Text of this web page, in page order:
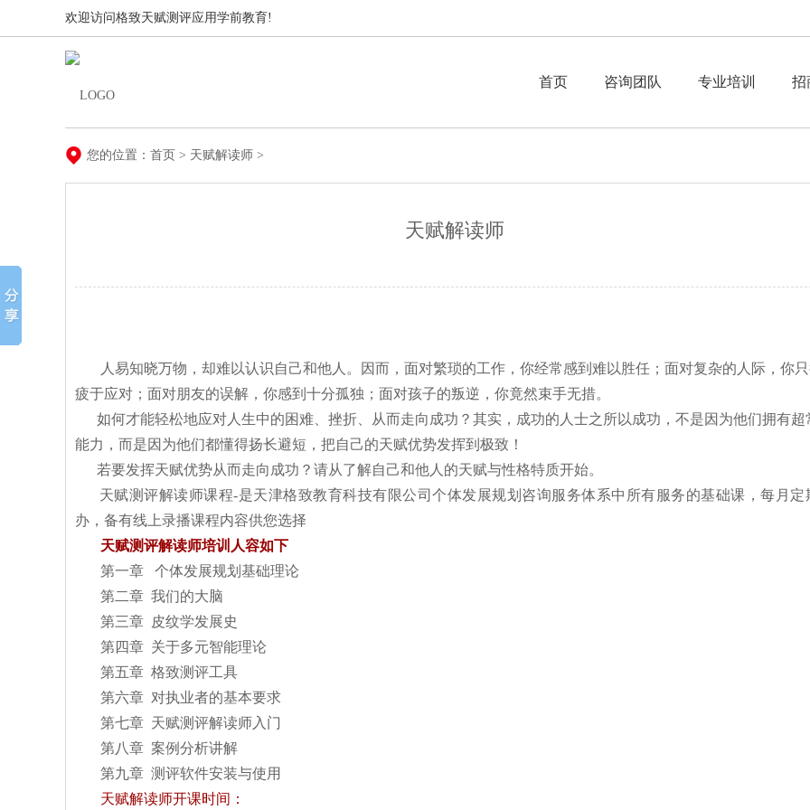
欢迎访问格致天赋测评应用学前教育!
首页 咨询团队 专业培训 招
您的位置： 首页 > 天赋解读师 >
天赋解读师
人易知晓万物，却难以认识自己和他人。因而，面对繁琐的工作，你经常感到难以胜任；面对复杂的人际，你
疲于应对；面对朋友的误解，你感到十分孤独；面对孩子的叛逆，你竟然束手无措。
如何才能轻松地应对人生中的困难、挫折、从而走向成功？ 其实，成功的人士之所以成功，不是因为他们拥有超
能力，而是因为他们都懂得扬长避短，把自己的天赋优势发挥到极致！
若要发挥天赋优势从而走向成功？请从了解自己和他人的天赋与性格特质开始。
天赋测评解读师课程-是天津格致教育科技有限公司个体发展规划咨询服务体系中所有服务的基础课，每月定
办，备有线上录播课程内容供您选择
天赋测评解读师培训人容如下
第一章 个体发展规划基础理论
第二章 我们的大脑
第三章 皮纹学发展史
第四章 关于多元智能理论
第五章 格致测评工具
第六章 对执业者的基本要求
第七章 天赋测评解读师入门
第八章 案例分析讲解
第九章 测评软件安装与使用
天赋解读师开课时间：